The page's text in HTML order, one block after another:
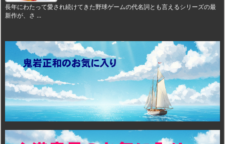
長年にわたって愛され続けてきた野球ゲームの代名詞とも言えるシリーズの最
新作が、さ ...